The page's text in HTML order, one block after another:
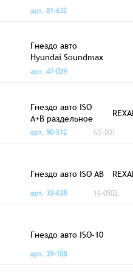
арт. 81-632
Гнездо авто
Hyundai Soundmax
8048
арт. 47-029
Гнездо авто ISO
A+B раздельное
арт. 90-512
GS-001
Гнездо авто ISO AB
арт. 33-638
16-0502
Гнездо авто ISO-10
арт. 39-108